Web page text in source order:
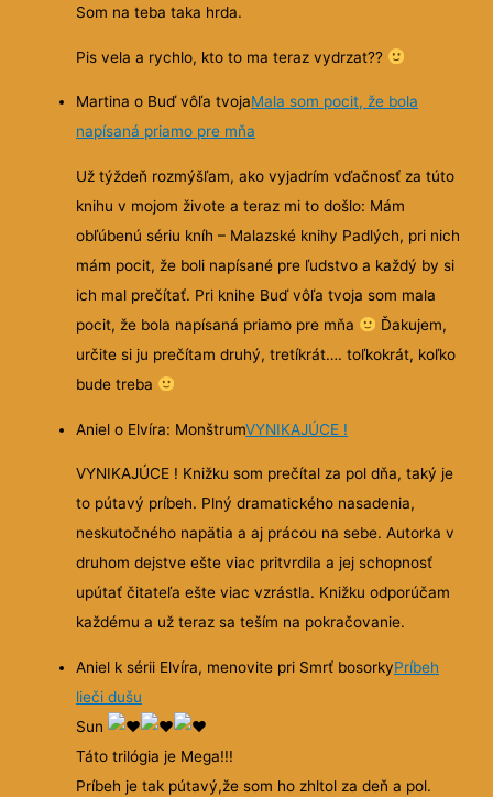
Som na teba taka hrda.
Pis vela a rychlo, kto to ma teraz vydrzat??
Martina o Buď vôľa tvojaMala som pocit, že bola
napísaná priamo pre mňa
Už týždeň rozmýšľam, ako vyjadrím vďačnosť za túto
knihu v mojom živote a teraz mi to došlo: Mám
obľúbenú sériu kníh – Malazské knihy Padlých, pri nich
mám pocit, že boli napísané pre ľudstvo a každý by si
ich mal prečítať. Pri knihe Buď vôľa tvoja som mala
pocit, že bola napísaná priamo pre mňa
Ďakujem,
určite si ju prečítam druhý, tretíkrát…. toľkokrát, koľko
bude treba
Aniel o Elvíra: MonštrumVYNIKAJÚCE !
VYNIKAJÚCE ! Knižku som prečítal za pol dňa, taký je
to pútavý príbeh. Plný dramatického nasadenia,
neskutočného napätia a aj prácou na sebe. Autorka v
druhom dejstve ešte viac pritvrdila a jej schopnosť
upútať čitateľa ešte viac vzrástla. Knižku odporúčam
každému a už teraz sa teším na pokračovanie.
Aniel k sérii Elvíra, menovite pri Smrť bosorkyPríbeh
lieči dušu
Sun
Táto trilógia je Mega!!!
Príbeh je tak pútavý,že som ho zhltol za deň a pol.